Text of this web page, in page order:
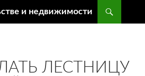
и недвижимости
ЛЕСТНИЦУ